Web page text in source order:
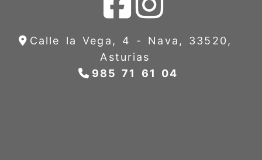
Calle la Vega, 4 - Nava, 33520,
Asturias
985 71 61 04